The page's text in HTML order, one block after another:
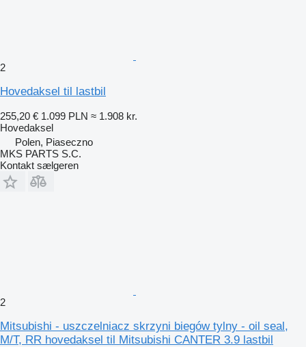
2
Hovedaksel til lastbil
255,20 € 1.099 PLN ≈ 1.908 kr.
Hovedaksel
Polen, Piaseczno
MKS PARTS S.C.
Kontakt sælgeren
2
Mitsubishi - uszczelniacz skrzyni biegów tylny - oil seal,
M/T, RR hovedaksel til Mitsubishi CANTER 3.9 lastbil